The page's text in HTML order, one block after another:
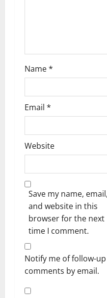
Name*
Email *
Website
Save my name, email,
and website in this
browser for the next
time I comment.
Notify me of follow-up
comments by email.